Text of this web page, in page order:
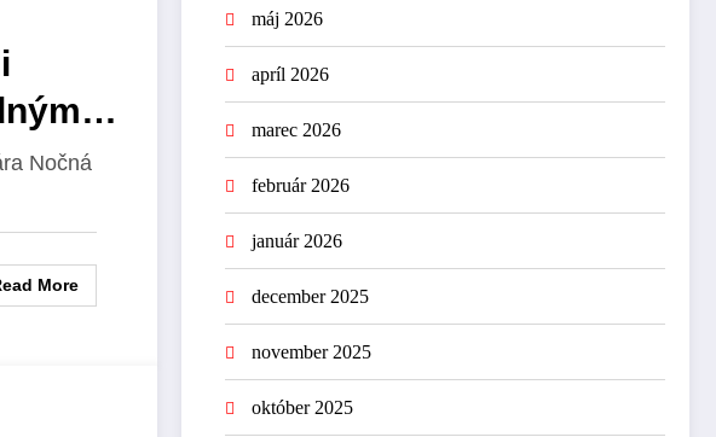
Nočná
More
máj 2026
apríl 2026
marec 2026
február 2026
január 2026
december 2025
november 2025
október 2025